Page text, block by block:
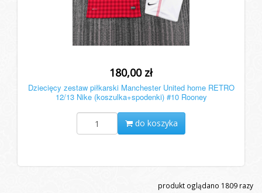
180,00 zł
Dziecięcy zestaw piłkarski Manchester United home RETRO
12/13 Nike (koszulka+spodenki) #10 Rooney
do koszyka
produkt oglądano 1809 razy